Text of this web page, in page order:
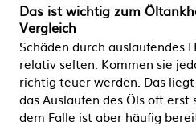
Das ist wichtig zum
Vergleich
Schäden durch auslaufendes
relativ selten. Kommen sie
richtig teuer werden. Das
das Auslaufen des Öls oft
dem Falle ist aber häufig